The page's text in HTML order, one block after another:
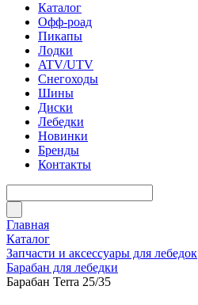
Каталог
Офф-роад
Пикапы
Лодки
ATV/UTV
Снегоходы
Шины
Диски
Лебедки
Новинки
Бренды
Контакты
Главная
Каталог
Запчасти и аксессуары для лебедок
Барабан для лебедки
Барабан Terra 25/35